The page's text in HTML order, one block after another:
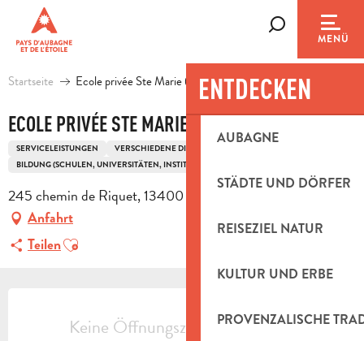
contenu
principal
MENÜ
ENTDECKEN
AUBAGNE
STÄDTE UND DÖRFER
REISEZIEL NATUR
KULTUR UND ERBE
PROVENZALISCHE
Startseite Ecole privée Ste Marie ( Collège)
ECOLE PRIVÉE STE MARIE ( COLLÈGE)
SERVICELEISTUNGEN
VERSCHIEDENE DIENSTLEISTUNGEN
BILDUNG (SCHULEN, UNIVERSITÄTEN, INSTITUTE)
245 chemin de Riquet, 13400 Aubagne
Anfahrt
TeilenAjouter aux favoris
Keine Öffnungszeiten hinterlegt